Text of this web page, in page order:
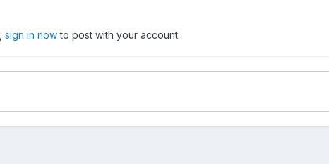
sign in nowto post with your account.